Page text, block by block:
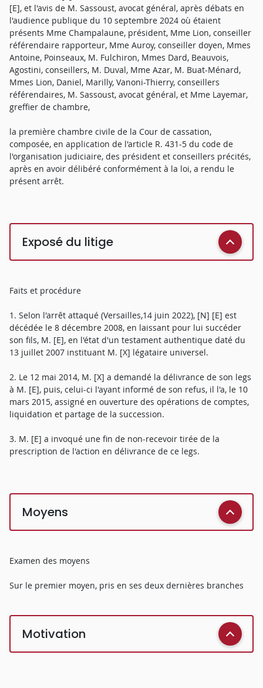
[E], et l'avis de M. Sassoust, avocat général, après débats en
l'audience publique du 10 septembre 2024 où étaient
présents Mme Champalaune, président, Mme Lion, conseiller
référendaire rapporteur, Mme Auroy, conseiller doyen, Mmes
Antoine, Poinseaux, M. Fulchiron, Mmes Dard, Beauvois,
Agostini, conseillers, M. Duval, Mme Azar, M. Buat-Ménard,
Mmes Lion, Daniel, Marilly, Vanoni-Thierry, conseillers
référendaires, M. Sassoust, avocat général, et Mme Layemar,
greffier de chambre,
la première chambre civile de la Cour de cassation,
composée, en application de l'article R. 431-5 du code de
l'organisation judiciaire, des président et conseillers précités,
après en avoir délibéré conformément à la loi, a rendu le
présent arrêt.
Exposé du litige
Faits et procédure
1. Selon l'arrêt attaqué (Versailles,14 juin 2022), [N] [E] est
décédée le 8 décembre 2008, en laissant pour lui succéder
son fils, M. [E], en l'état d'un testament authentique daté du
13 juillet 2007 instituant M. [X] légataire universel.
2. Le 12 mai 2014, M. [X] a demandé la délivrance de son legs
à M. [E], puis, celui-ci l'ayant informé de son refus, il l'a, le 10
mars 2015, assigné en ouverture des opérations de comptes,
liquidation et partage de la succession.
3. M. [E] a invoqué une fin de non-recevoir tirée de la
prescription de l'action en délivrance de ce legs.
Moyens
Examen des moyens
Sur le premier moyen, pris en ses deux dernières branches
Motivation